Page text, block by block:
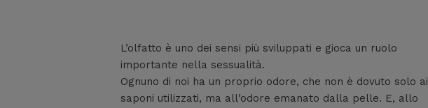
L’olfatto è uno dei sensi più sviluppati e gioca un ruolo
importante nella sessualità.
Ognuno di noi ha un proprio odore, che non è dovuto solo ai
saponi utilizzati, ma all’odore emanato dalla pelle. E, allo